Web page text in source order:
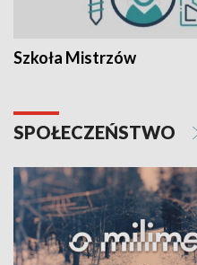
Szkoła Mistrzów
SPOŁECZEŃSTWO